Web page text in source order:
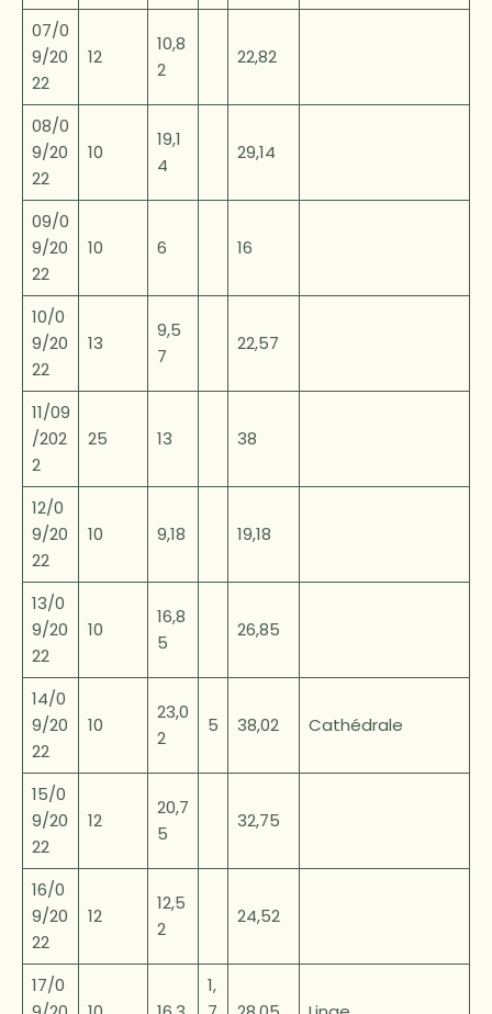
07/0
9/20
22
12
10,8
2
22,82
08/0
9/20
22
10
19,1
4
29,14
09/0
9/20
22
10 6 16
10/0
9/20
22
13
9,5
7
22,57
11/09
/202
2
25 13 38
12/0
9/20
22
10 9,18 19,18
13/0
9/20
22
10
16,8
5
26,85
14/0
9/20
22
10
23,0
2
5 38,02 Cathédrale
15/0
9/20
22
12
20,7
5
32,75
16/0
9/20
22
12
12,5
2
24,52
17/0
1,